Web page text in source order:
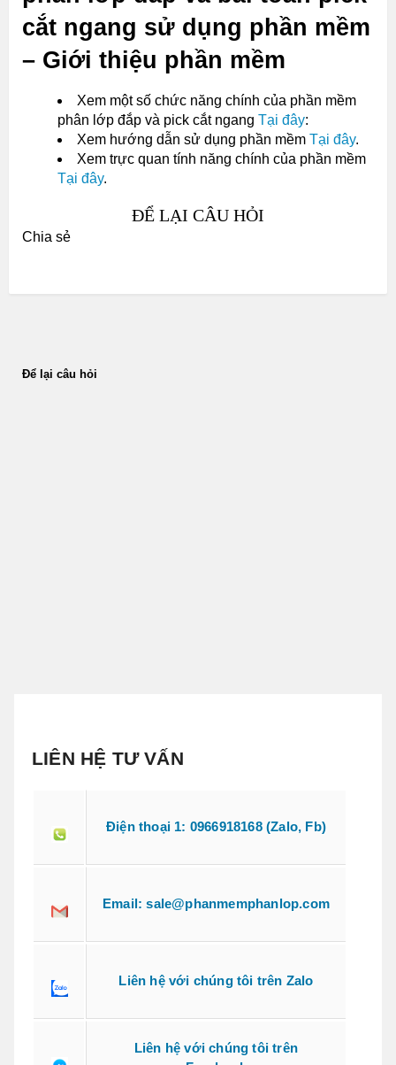
cắt ngang sử dụng phần mềm
– Giới thiệu phần mềm
Xem một số chức năng chính của phần mềm
phân lớp đắp và pick cắt ngang Tại đây:
Xem hướng dẫn sử dụng phần mềm Tại đây.
Xem trực quan tính năng chính của phần mềm
Tại đây.
ĐỂ LẠI CÂU HỎI
Chia sẻ
Để lại câu hỏi
LIÊN HỆ TƯ VẤN
Điện thoại 1: 0966918168 (Zalo, Fb)
Email: sale@phanmemphanlop.com
Liên hệ với chúng tôi trên Zalo
Liên hệ với chúng tôi trên